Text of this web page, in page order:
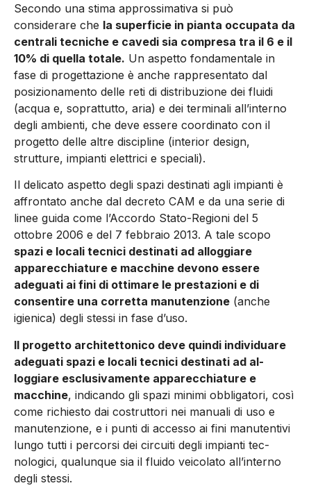
Secondo una stima approssimativa si può
considerare che la superficie in pianta occupa­ta da
centrali tecniche e cavedi sia compresa tra il 6 e il
10% di quella to­tale. Un aspetto fondamentale in
fase di progettazione è anche rappresentato dal
posizionamento delle reti di distribuzione dei fluidi
(acqua e, soprattutto, aria) e dei terminali all’interno
degli ambienti, che deve essere coordinato con il
progetto delle altre discipline (interior design,
strutture, impianti elettrici e speciali).
Il delicato aspetto degli spazi destinati agli impianti è
affrontato anche dal decreto CAM e da una serie di
linee guida come l’Ac­cordo Stato-Regioni del 5
ottobre 2006 e del 7 febbraio 2013. A tale scopo
spazi e locali tecnici destinati ad alloggiare
apparec­chiature e macchine devono essere
adeguati ai fini di ottimare le prestazioni e di
consentire una corretta manutenzione (anche
igienica) degli stessi in fase d’uso.
Il progetto architettonico deve quindi individuare
adeguati spazi e locali tecnici destinati ad al­
loggiare esclusivamente apparecchiature e
macchine, indican­do gli spazi minimi obbligatori, così
come richiesto dai costruttori nei manuali di uso e
manutenzione, e i punti di accesso ai fini manutentivi
lungo tutti i percorsi dei circuiti degli impianti tec­
nologici, qualunque sia il fluido veicolato all’interno
degli stessi.